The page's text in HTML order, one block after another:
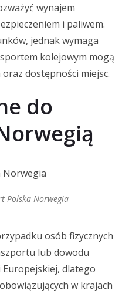
wynajem
i paliwem.
jednak wymaga
kolejowym mogą
dostępności miejsc.
do
Polska Norwegia
osób fizycznych
lub dowodu
dlatego
w krajach